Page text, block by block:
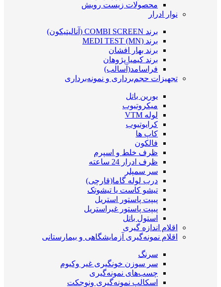
محصولات زیست رویش
نوار ادرار
برند COMBI SCREEN (آنالیتیکون)
برند MEDI TEST (MN)
برند بهار افشان
برند کیمیا پژوهان
فراسامد(آسالب)
تجهیزات حجم‌برداری و نمونه‌برداری
یورین باتل
میکروتیوب
لوله VTM
کرایوتیوب
کاپ ها
فالکون
ظرف خلط و اسپرم
ظرف ادرار 24 ساعته
سر سمپلر
درب لوله گاما(قارچی)
تیشو کاست یا تیشوتک
پیپت پاستور استریل
پیپت پاستور غیراستریل
استول باتل
اقلام اندازه گیری
اقلام نمونه‌گیری آزمایشگاهی و بیمارستانی
سرنگ
سر سوزن خونگیری غیر وکیوم
چسب‌های نمونه‎‌گیری
اسکالپ نمونه‌گیری ونوجکت